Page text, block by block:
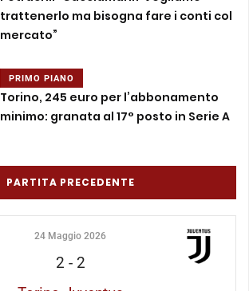
trattenerlo ma bisogna fare i conti col
mercato”
PRIMO PIANO
Torino, 245 euro per l’abbonamento
minimo: granata al 17° posto in Serie A
PARTITA PRECEDENTE
24 Maggio 2026
2 - 2